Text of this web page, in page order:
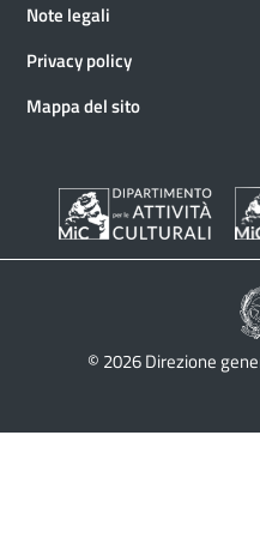
Note legali
Privacy policy
Mappa del sito
© 2026 Direzione